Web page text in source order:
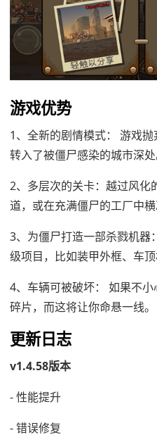
游戏优势
1、全新的剧情模式： 游戏
转入了被僵尸感染的城市深处
2、多层次的关卡：越过风化
道，或在充满僵尸的工厂中横
3、为僵尸打造一部杀戮机器
级项目，比如装甲外框、车顶
4、车辆可被破坏： 如果不
碎片，而这将让你命悬一线。
更新日志
v1.4.58版本
- 性能提升
- 错误修复